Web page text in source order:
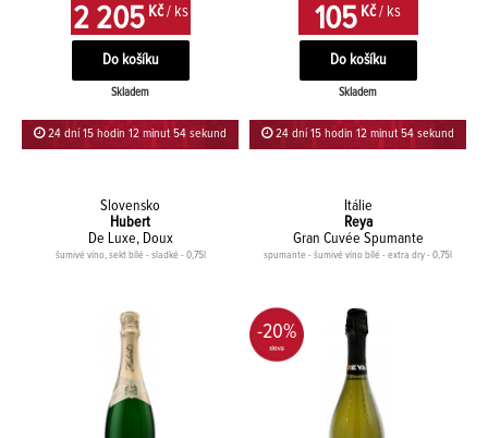
2 205 Kč / ks
Skladem
24 dní 15 hodin 12 minut 54 sekund
105 Kč / ks
Skladem
24 dní 15 hodin 12 minut 54 sekund
Slovensko
Hubert
De Luxe, Doux
šumivé víno, sekt bílé - sladké - 0,75l
Itálie
Reya
Gran Cuvée Spumante
spumante - šumivé víno bílé - extra dry - 0,75l
-20%